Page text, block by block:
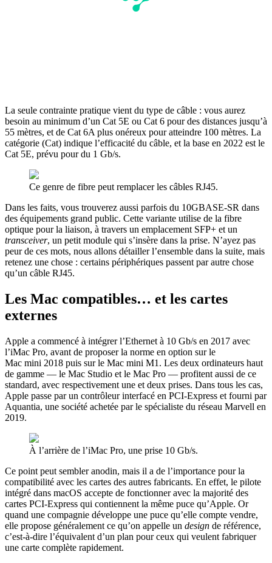
La seule contrainte pratique vient du type de câble : vous aurez
besoin au minimum d’un Cat 5E ou Cat 6 pour des distances jusqu’à
55 mètres, et de Cat 6A plus onéreux pour atteindre 100 mètres. La
catégorie (Cat) indique l’efficacité du câble, et la base en 2022 est le
Cat 5E, prévu pour du 1 Gb/s.
Ce genre de fibre peut remplacer les câbles RJ45.
Dans les faits, vous trouverez aussi parfois du 10GBASE-SR dans
des équipements grand public. Cette variante utilise de la fibre
optique pour la liaison, à travers un emplacement SFP+ et un
transceiver, un petit module qui s’insère dans la prise. N’ayez pas
peur de ces mots, nous allons détailler l’ensemble dans la suite, mais
retenez une chose : certains périphériques passent par autre chose
qu’un câble RJ45.
Les Mac compatibles… et les cartes
externes
Apple a commencé à intégrer l’Ethernet à 10 Gb/s en 2017 avec
l’iMac Pro, avant de proposer la norme en option sur le
Mac mini 2018 puis sur le Mac mini M1. Les deux ordinateurs haut
de gamme — le Mac Studio et le Mac Pro — profitent aussi de ce
standard, avec respectivement une et deux prises. Dans tous les cas,
Apple passe par un contrôleur interfacé en PCI-Express et fourni par
Aquantia, une société achetée par le spécialiste du réseau Marvell en
2019.
À l’arrière de l’iMac Pro, une prise 10 Gb/s.
Ce point peut sembler anodin, mais il a de l’importance pour la
compatibilité avec les cartes des autres fabricants. En effet, le pilote
intégré dans macOS accepte de fonctionner avec la majorité des
cartes PCI-Express qui contiennent la même puce qu’Apple. Or
quand une compagnie développe une puce qu’elle compte vendre,
elle propose généralement ce qu’on appelle un design de référence,
c’est-à-dire l’équivalent d’un plan pour ceux qui veulent fabriquer
une carte complète rapidement.